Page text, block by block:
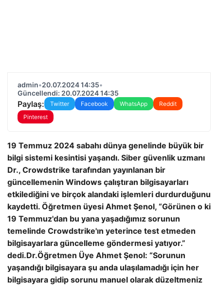
admin•20.07.2024 14:35•
Güncellendi: 20.07.2024 14:35
Paylaş: Twitter Facebook WhatsApp
Reddit
Pinterest
19 Temmuz 2024 sabahı dünya genelinde büyük bir
bilgi sistemi kesintisi yaşandı. Siber güvenlik uzmanı
Dr., Crowdstrike tarafından yayınlanan bir
güncellemenin Windows çalıştıran bilgisayarları
etkilediğini ve birçok alandaki işlemleri durdurduğunu
kaydetti. Öğretmen üyesi Ahmet Şenol, “Görünen o ki
19 Temmuz'dan bu yana yaşadığımız sorunun
temelinde Crowdstrike'ın yeterince test etmeden
bilgisayarlara güncelleme göndermesi yatıyor.”
dedi.Dr.Öğretmen Üye Ahmet Şenol: “Sorunun
yaşandığı bilgisayara şu anda ulaşılamadığı için her
bilgisayara gidip sorunu manuel olarak düzeltmeniz